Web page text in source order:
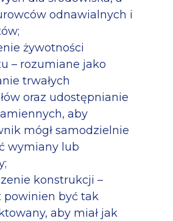
odnawialnych i
żywotności
– rozumiane jako
trwałych
oraz udostępnianie
aby
mógł samodzielnie
wymiany lub
konstrukcji –
powinien być tak
aby miał jak